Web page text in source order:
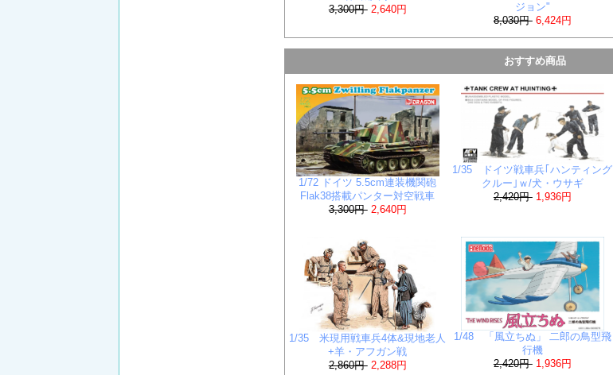
3,300円 2,640円
ジョン"
8,030円 6,424円
おすすめ商品
1/72 ドイツ 5.5cm連装機関砲
Flak38搭載パンター対空戦車
3,300円 2,640円
1/35 ドイツ戦車兵｢ハンティング
クルー｣ｗ/犬・ウサギ
2,420円 1,936円
1/35 米現用戦車兵4体&現地老人
+羊・アフガン戦
2,860円 2,288円
1/48 「風立ちぬ」 二郎の鳥型飛
行機
2,420円 1,936円